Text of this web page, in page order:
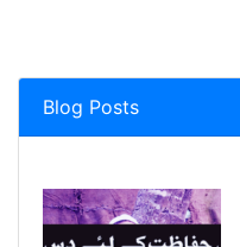
Blog Posts